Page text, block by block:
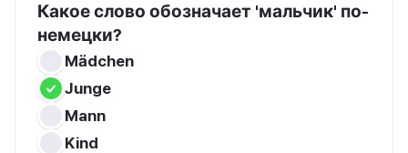
Какое слово обозначает 'мальчик' по-
немецки?
Mädchen
Junge
Mann
Kind